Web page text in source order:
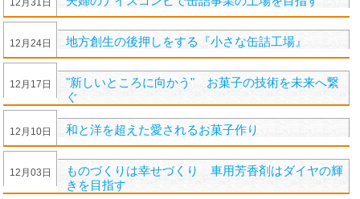
12 月 31 日
12 月 24日 地方創生の後押しをする『小さな缶詰工場』
12 月 17 日
"新しいところに向かう" お菓子の技術を未来へ繋
ぐ
12 月 10日 和と洋を超えた愛されるお菓子作り
12 月 03 日
ものづくりは幸せづくり 車用芳香剤はダイヤの輝
きを目指す